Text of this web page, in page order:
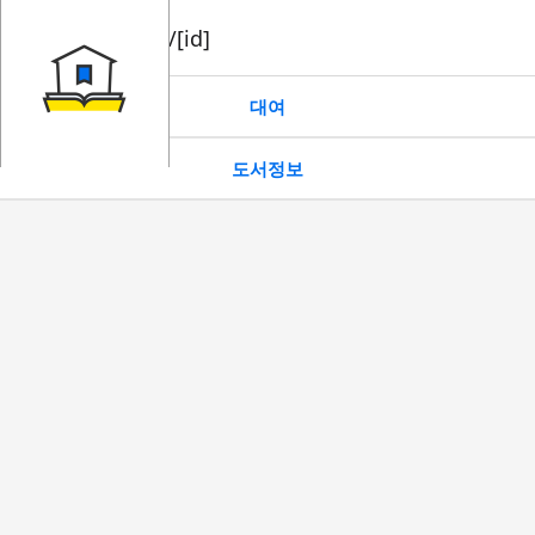
book/rent/[id]
대여
도서정보